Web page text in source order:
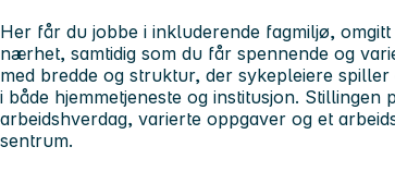
Her får du jobbe i inkluderende fagmiljø,
nærhet, samtidig som du får spennende og
med bredde og struktur, der sykepleiere
i både hjemmetjeneste og institusjon.
arbeidshverdag, varierte oppgaver og et
sentrum.